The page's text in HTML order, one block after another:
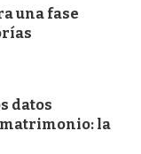
una fase
datos
matrimonio: la